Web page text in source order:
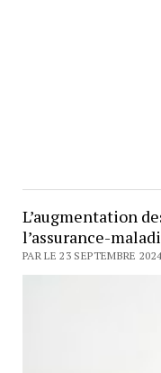
L’augmentation
l’assurance-
PAR LE 23 SEPTEMBRE